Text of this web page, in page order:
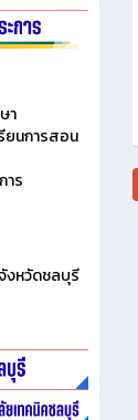
า
ยนการสอน
าร
งหวัดชลบุรี